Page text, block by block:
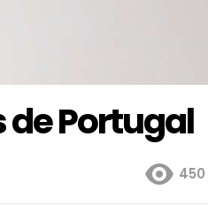
de Portugal
450